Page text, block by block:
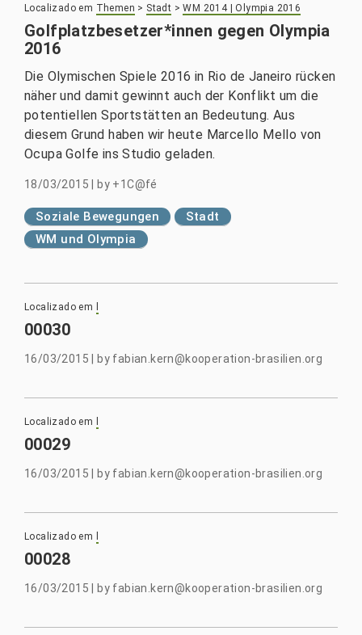
Localizado em Themen > Stadt >WM 2014 | Olympia 2016
Golfplatzbesetzer*innen gegen Olympia
2016
Die Olymischen Spiele 2016 in Rio de Janeiro rücken
näher und damit gewinnt auch der Konflikt um die
potentiellen Sportstätten an Bedeutung. Aus
diesem Grund haben wir heute Marcello Mello von
Ocupa Golfe ins Studio geladen.
18/03/2015 by +1C@fé
Soziale Bewegungen
Stadt
WM und Olympia
Localizado em
00030
16/03/2015 by fabian.kern@kooperation-brasilien.org
Localizado em
00029
16/03/2015 by fabian.kern@kooperation-brasilien.org
Localizado em
00028
16/03/2015 by fabian.kern@kooperation-brasilien.org